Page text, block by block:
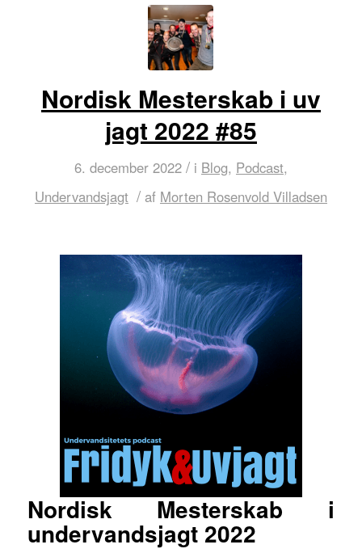
Nordisk Mesterskab i uv
jagt 2022 #85
6. december 2022 / i Blog, Podcast,
Undervandsjagt / af Morten Rosenvold Villadsen
Nordisk Mesterskab i
undervandsjagt 2022